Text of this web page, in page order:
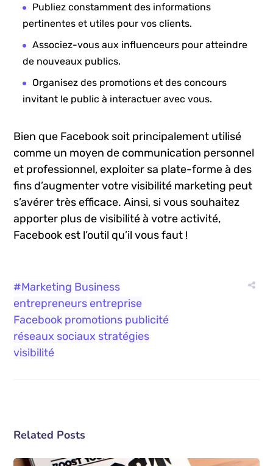
Rejoignez ​les conversations et participez aux
posts⁤ de votre​ communauté.
Publiez constamment des informations
pertinentes et⁤ utiles pour vos clients.
Associez-vous aux influenceurs pour atteindre
de nouveaux publics.
invitant ⁤le ⁢public à interactuer avec vous.
Bien que Facebook⁤ soit principalement utilisé
‍comme un moyen de ​communication personnel
et professionnel, ‍exploiter sa plate-forme à des
‍fins ⁢d’augmenter votre visibilité marketing peut
s’avérer très efficace. ​Ainsi, si vous souhaitez
#Marketing Business
entrepreneursentreprise
Facebook